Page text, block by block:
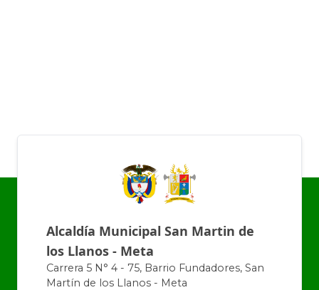
Alcaldía Municipal San Martin de
los Llanos - Meta
Carrera 5 N° 4 - 75, Barrio Fundadores, San
Martín de los Llanos - Meta